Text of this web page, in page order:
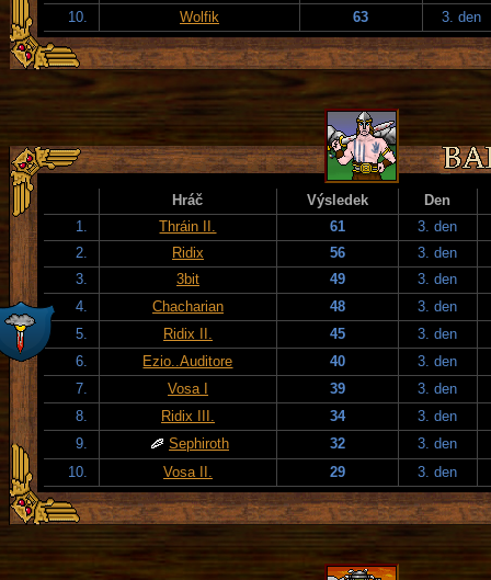
10.
Wolfik 63 3. den
Hráč Výsledek
Den
1.
Thráin II. 61
3. den
2.
Ridix 56
3. den
3.
3bit 49
3. den
4.
Chacharian 48
3. den
5.
Ridix II. 45
3. den
6.
Ezio..Auditore 40
3. den
7.
Vosa I 39
3. den
8.
Ridix III. 34
3. den
9.
Sephiroth 32
3. den
10.
Vosa II. 29 3. den